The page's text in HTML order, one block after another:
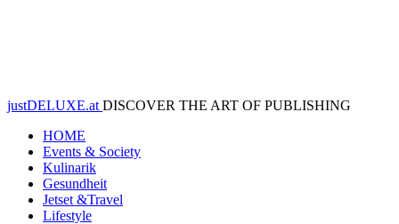
justDELUXE.at DISCOVER THE ART OF PUBLISHING
HOME
Events & Society
Kulinarik
Gesundheit
Jetset &Travel
Lifestyle